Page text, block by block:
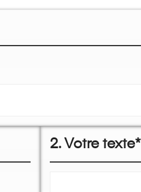
2. Votre texte*